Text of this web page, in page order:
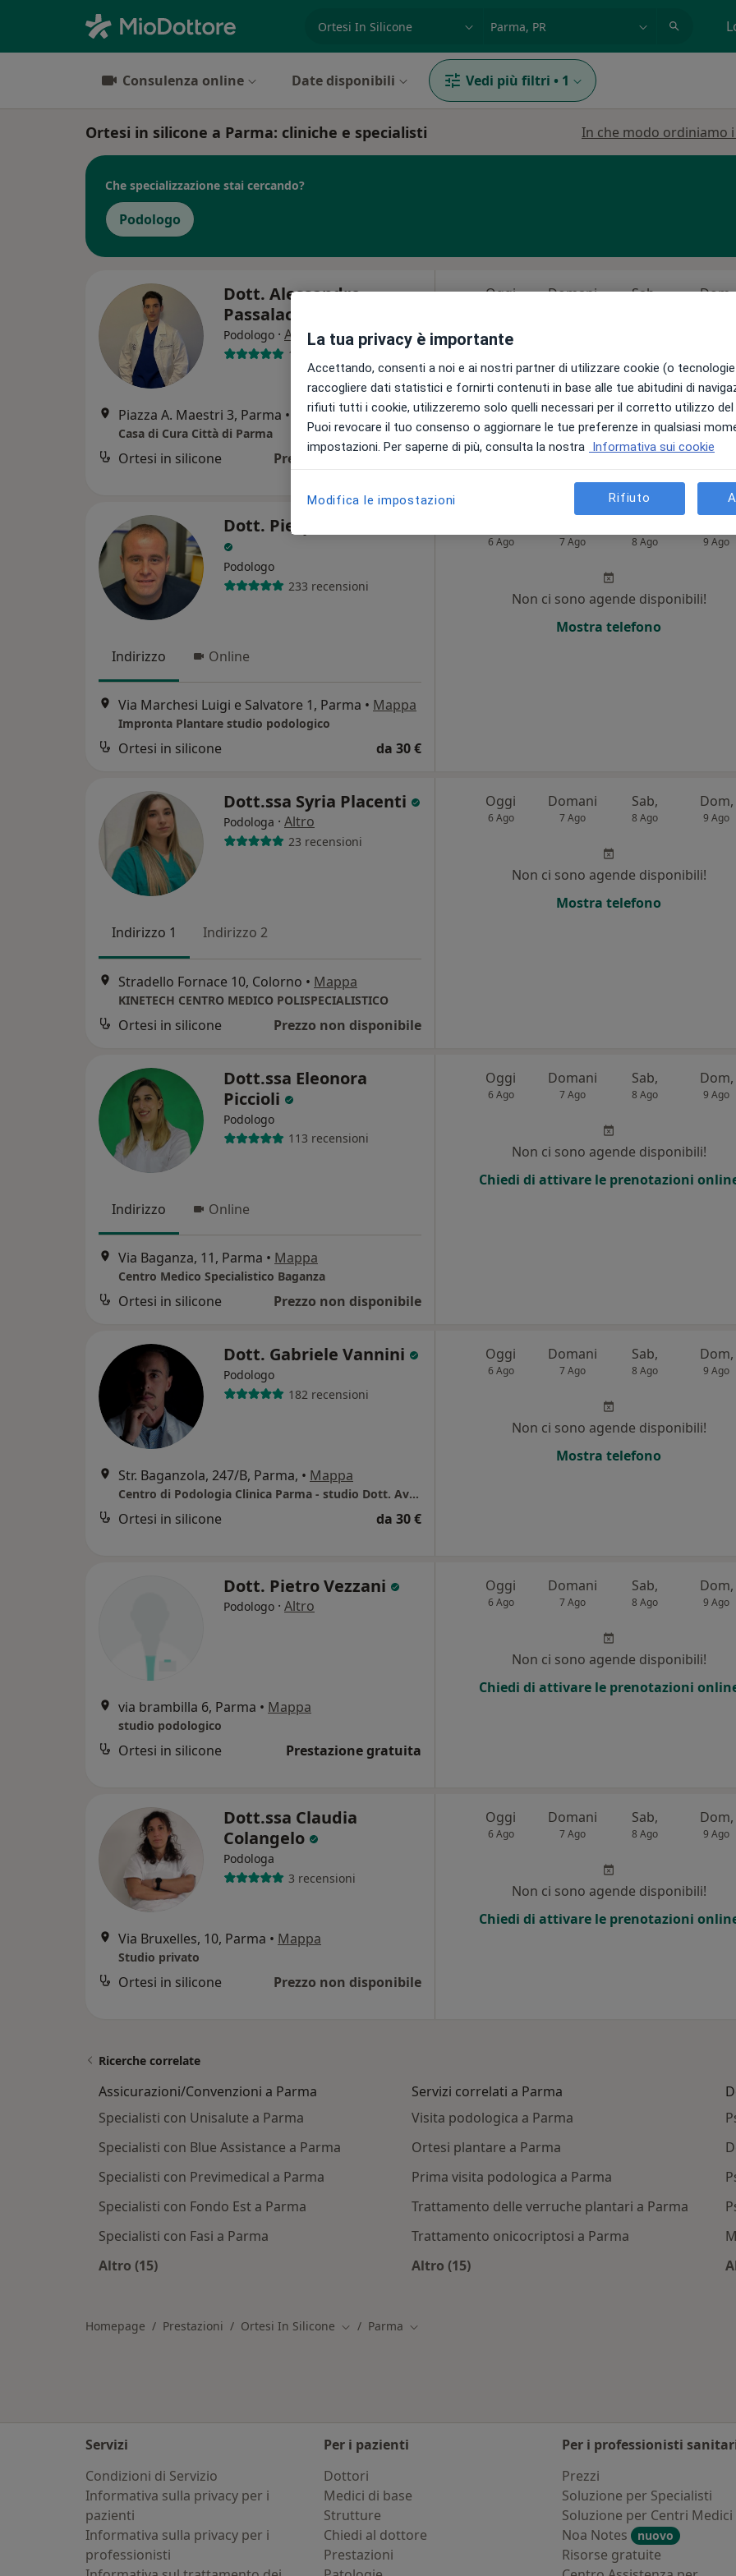
Consulenza online Date disponibili Vedi più filtri • 1
Ortesi in silicone a Parma: cliniche e specialisti In che modo ordiniamo
Che specializzazione stai cercando?
Podologo
Dott. Alessandro
Passalacqua
Podologo · Altro
163 recensioni
Piazza A. Maestri 3, Parma • Mappa
Casa di Cura Città di Parma
Ortesi in silicone Prezzo non disponibile
Oggi Domani Sab, Dom,
Non ci sono agende disponibili!
Mostra telefono
Dott. Pierpaolo Bastoni
Podologo
233 recensioni
Indirizzo Online
Via Marchesi Luigi e Salvatore 1, Parma • Mappa
Impronta Plantare studio podologico
Ortesi in silicone da 30 €
6 Ago 7 Ago 8 Ago 9 Ago
Non ci sono agende disponibili!
Mostra telefono
Dott.ssa Syria Placenti
Podologa · Altro
23 recensioni
Indirizzo 1 Indirizzo 2
Stradello Fornace 10, Colorno • Mappa
KINETECH CENTRO MEDICO POLISPECIALISTICO
Ortesi in silicone Prezzo non disponibile
Oggi
6 Ago
Domani
7 Ago
Sab,
8 Ago
Dom,
9 Ago
Non ci sono agende disponibili!
Mostra telefono
Dott.ssa Eleonora
Piccioli
Podologo
113 recensioni
Indirizzo Online
Via Baganza, 11, Parma • Mappa
Centro Medico Specialistico Baganza
Ortesi in silicone Prezzo non disponibile
Oggi
6 Ago
Domani
7 Ago
Sab,
8 Ago
Dom,
9 Ago
Non ci sono agende disponibili!
Chiedi di attivare le prenotazioni
Dott. Gabriele Vannini
Podologo
182 recensioni
Str. Baganzola, 247/B, Parma, • Mappa
Centro di Podologia Clinica Parma - studio Dott. Avanzini M.
Ortesi in silicone da 30 €
Oggi
6 Ago
Domani
7 Ago
Sab,
8 Ago
Dom,
9 Ago
Non ci sono agende disponibili!
Mostra telefono
Dott. Pietro Vezzani
Podologo · Altro
via brambilla 6, Parma • Mappa
studio podologico
Ortesi in silicone Prestazione gratuita
Oggi
6 Ago
Domani
7 Ago
Sab,
8 Ago
Dom,
9 Ago
Non ci sono agende disponibili!
Chiedi di attivare le prenotazioni
Dott.ssa Claudia
Colangelo
Podologa
3 recensioni
Via Bruxelles, 10, Parma • Mappa
Studio privato
Ortesi in silicone Prezzo non disponibile
Oggi
6 Ago
Domani
7 Ago
Sab,
8 Ago
Dom,
9 Ago
Non ci sono agende disponibili!
Chiedi di attivare le prenotazioni
Ricerche correlate
Assicurazioni/Convenzioni a Parma
Specialisti con Unisalute a Parma
Specialisti con Blue Assistance a Parma
Specialisti con Previmedical a Parma
Specialisti con Fondo Est a Parma
Specialisti con Fasi a Parma
Altro (15)
Servizi correlati a Parma
Visita podologica a Parma
Ortesi plantare a Parma
Prima visita podologica a Parma
Trattamento delle verruche plantari a Parma
Trattamento onicocriptosi a Parma
Altro (15)
Homepage Prestazioni Ortesi In Silicone Cambia città
Parma Cambia città
Servizi
Condizioni di Servizio
Informativa sulla privacy per i
pazienti
Informativa sulla privacy per i
professionisti
Per i pazienti
Dottori
Medici di base
Strutture
Chiedi al dottore
Prestazioni
Per i professionisti
Prezzi
Soluzione per Specialisti
Soluzione per Centri Medici
Noa Notes
nuovo
Risorse gratuite
La tua privacy è importante
Accettando, consenti a noi e ai nostri partner di utilizzare cookie (o
raccogliere dati statistici e fornirti contenuti in base alle tue abitudini di
rifiuti tutti i cookie, utilizzeremo solo quelli necessari per il corretto utilizzo
Puoi revocare il tuo consenso o aggiornare le tue preferenze in qualsiasi
impostazioni. Per saperne di più, consulta la nostra Informativa sui cookie
Modifica le impostazioni Rifiuto